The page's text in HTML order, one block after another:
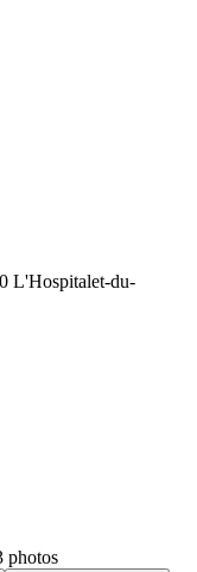
L'Hospitalet-du-
photos